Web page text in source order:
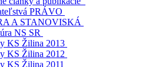
PRÁVO
A STANOVISKÁ
NS SR
KS Žilina 2013
KS Žilina 2012
KS Žilina 2011